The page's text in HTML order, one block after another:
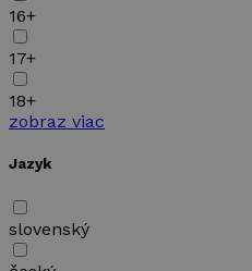
16+
17+
18+
zobraz viac
Jazyk
slovenský